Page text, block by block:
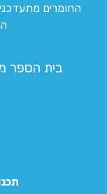
החומרים
בית הספר